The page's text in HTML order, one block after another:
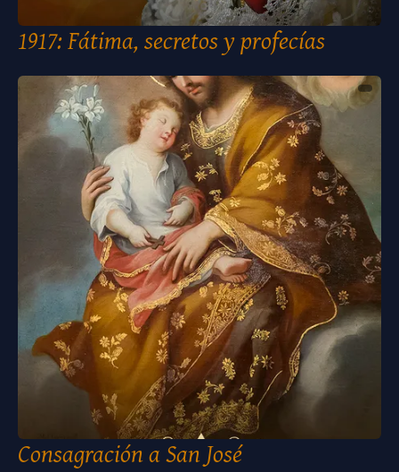
1917: Fátima, secretos y profecías
Consagración a San José